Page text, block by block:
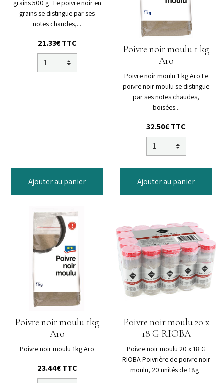
grains 500 g Le poivre noir en
grains se distingue par ses
notes chaudes,...
21.33€TTC
Ajouter au panier
Poivre noir moulu 1 kg
Aro
Poivre noir moulu 1 kg Aro Le
poivre noir moulu se distingue
par ses notes chaudes,
boisées...
32.50€TTC
Ajouter au panier
Poivre noir moulu 1kg
Aro
Poivre noir moulu 1kg Aro
23.44€TTC
Poivre noir moulu 20 x
18 G RIOBA
Poivre noir moulu 20 x 18 G
RIOBA Poivrière de poivre noir
moulu, 20 unités de 18g